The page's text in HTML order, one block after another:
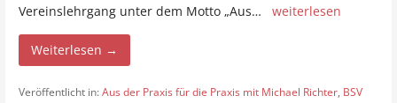
Vereinslehrgang unter dem Motto „Aus… weiterlesen
Weiterlesen →
Veröffentlicht in:Aus der Praxis für die Praxis mit Michael Richter, BSV